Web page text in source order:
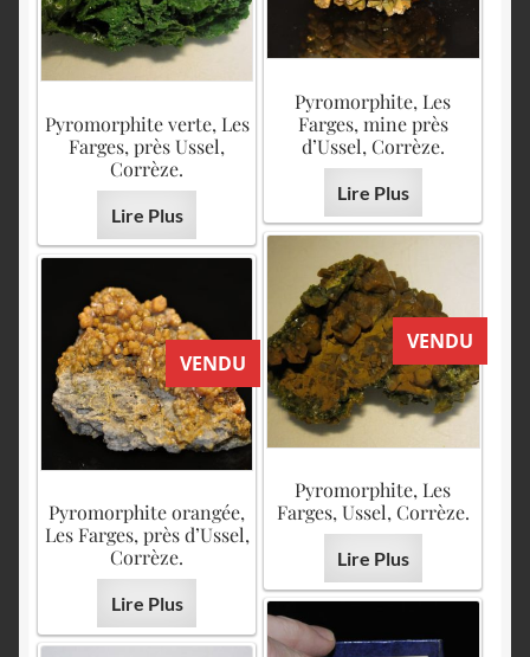
Pyromorphite, Les
Farges, mine près
d’Ussel, Corrèze.
Lire Plus
Pyromorphite verte, Les
Farges, près Ussel,
Corrèze.
Lire Plus
VENDU
Pyromorphite, Les
Farges, Ussel, Corrèze.
Lire Plus
VENDU
Pyromorphite orangée,
Les Farges, près d’Ussel,
Corrèze.
Lire Plus